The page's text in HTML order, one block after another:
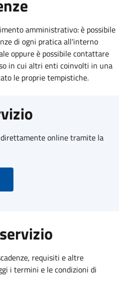
amministrativo: è possibile
di ogni pratica all'interno
oppure è possibile contattare
in cui altri enti coinvolti in una
le proprie tempistiche.
direttamente online tramite la
requisiti e altre
i termini e le condizioni di